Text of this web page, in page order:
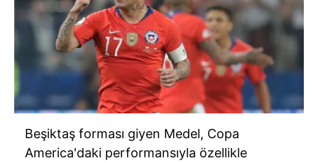
Çerezlere ilişkin tercihlerinizi aşağıda yer alan panel
vasıtasıyla belirleyebilirsiniz. Çerezlere ilişkin detaylı bilgi
için Ayarlar butonuna tıklayabilir,Çerez Bilgilendirme
Metnimiziziyaret edebilirsiniz.
6698 sayılı Kişisel Verilerin Korunması Kanunu uyarınca
hazırlanmış Aydınlatma Metnimizi okumak ve sitemizde
ilgili mevzuata uygun olarak kullanılan çerezlerle ilgili bilgi
almak için lütfentıklayınız.
Beşiktaş forması giyen Medel, Copa
America'daki performansıyla özellikle